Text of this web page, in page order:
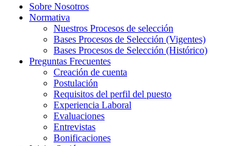
Sobre Nosotros
Normativa
Nuestros Procesos de selección
Bases Procesos de Selección (Vigentes)
Bases Procesos de Selección (Histórico)
Preguntas Frecuentes
Creación de cuenta
Postulación
Requisitos del perfil del puesto
Experiencia Laboral
Evaluaciones
Entrevistas
Bonificaciones